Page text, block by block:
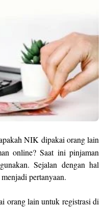
NIK dipakai orang lain
online? Saat ini pinjaman
Sejalan dengan hal
pertanyaan.
orang lain untuk registrasi di